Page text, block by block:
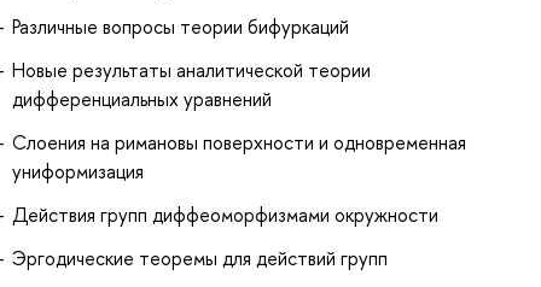
Различные вопросы теории бифуркаций
Новые результаты аналитической теории
дифференциальных уравнений
Слоения на римановы поверхности и одновременная
униформизация
Действия групп диффеоморфизмами окружности
Эргодические теоремы для действий групп